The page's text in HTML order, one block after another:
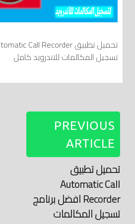
تسجيل المكالمات للاندرويد كامل
PREVIOUS
ARTICLE
تحميل تطبيق
Automatic Call
Recorder افضل برنامج
تسجيل المكالمات